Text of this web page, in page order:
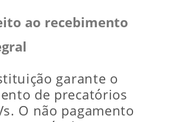
ao recebimento
garante o
de precatórios
O não pagamento